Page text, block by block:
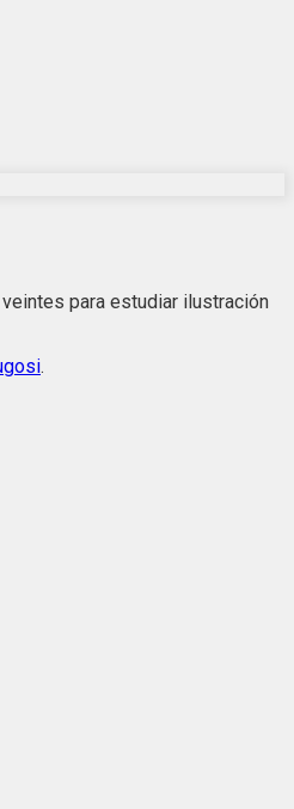
para estudiar ilustración
.